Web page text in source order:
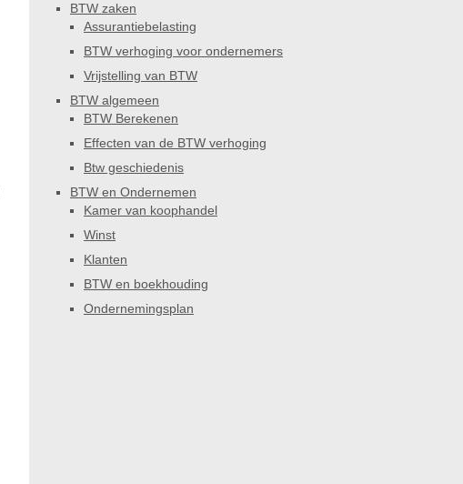
BTW zaken
Assurantiebelasting
BTW verhoging voor ondernemers
Vrijstelling van BTW
BTW algemeen
BTW Berekenen
Effecten van de BTW verhoging
Btw geschiedenis
BTW en Ondernemen
Kamer van koophandel
Winst
Klanten
BTW en boekhouding
Ondernemingsplan